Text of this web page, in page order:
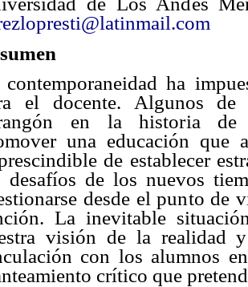
ha
el docente. Algunos
en la historia de
una educación que
de establecer
desafíos de los nuevos
desde el punto de
La inevitable
visión de la realidad y
con los alumnos
crítico que